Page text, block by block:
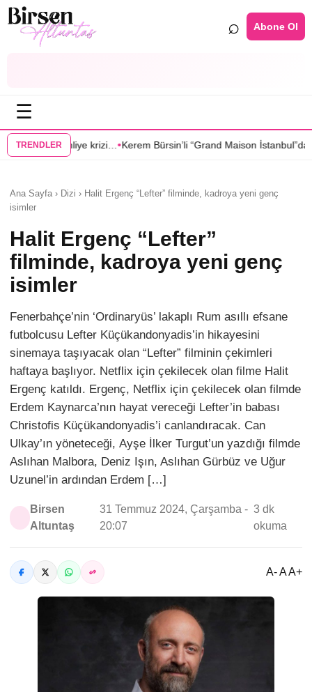
⌕ Abone Ol
☰
TRENDLER
Kerem Bürsin’li “Grand Maison İstanbul”dan Sıla Türkoğlu’na teklif•
Ana Sayfa › Dizi › Halit Ergenç “Lefter” filminde, kadroya yeni genç
isimler
Halit Ergenç “Lefter”
filminde, kadroya yeni genç
isimler
Fenerbahçe’nin ‘Ordinaryüs’ lakaplı Rum asıllı efsane
futbolcusu Lefter Küçükandonyadis’in hikayesini
sinemaya taşıyacak olan “Lefter” filminin çekimleri
haftaya başlıyor. Netflix için çekilecek olan filme Halit
Ergenç katıldı. Ergenç, Netflix için çekilecek olan filmde
Erdem Kaynarca’nın hayat vereceği Lefter’in babası
Christofis Küçükandonyadis’i canlandıracak. Can
Ulkay’ın yöneteceği, Ayşe İlker Turgut’un yazdığı filmde
Aslıhan Malbora, Deniz Işın, Aslıhan Gürbüz ve Uğur
Uzunel’in ardından Erdem […]
Birsen
Altuntaş
31 Temmuz 2024, Çarşamba -
20:07
3 dk
okuma
A- A A+